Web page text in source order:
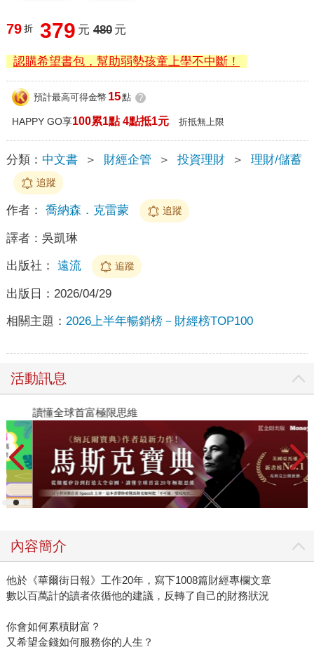
79 折 379 元 480 元
認購希望書包，幫助弱勢孩童上學不中斷！
預計最高可得金幣 15點 ?
HAPPY GO享100累1點 4點抵1元 折抵無上限
分類： 中文書 ＞ 財經企管 ＞ 投資理財 ＞ 理財/儲蓄
追蹤
作者： 喬納森．克雷蒙 追蹤
譯者： 吳凱琳
出版社： 遠流 追蹤
出版日： 2026/04/29
相關主題： 2026上半年暢銷榜－財經榜TOP100
活動訊息
讀懂全球首富極限思維
內容簡介
他於《華爾街日報》工作20年，寫下1008篇財經專欄文章
數以百萬計的讀者依循他的建議，反轉了自己的財務狀況
你會如何累積財富？
又希望金錢如何服務你的人生？